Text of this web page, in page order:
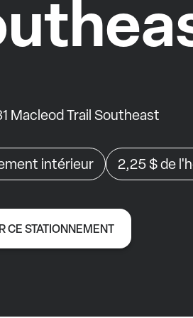
Macleod Trail Southeast
intérieur 2,25 $de
CE STATIONNEMENT